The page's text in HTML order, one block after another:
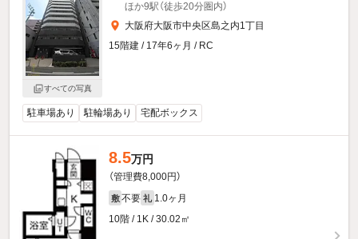
すべての写真
ほか9駅（徒歩20分圏内）
大阪府大阪市中央区島之内1丁目
15階建 / 17年6ヶ月 / RC
駐車場あり 駐輪場あり 宅配ボックス
8.5万円
（管理費8,000円）
敷 不要 礼 1.0ヶ月
10階 / 1K / 30.02㎡